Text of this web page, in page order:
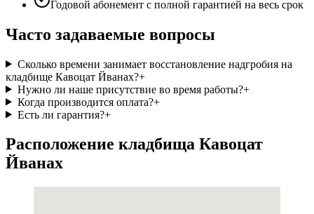
Годовой абонемент с полной гарантией на весь срок
Часто задаваемые вопросы
Сколько времени занимает восстановление надгробия на
кладбище Кавоцат Йванах?+
Нужно ли наше присутствие во время работы?+
Когда производится оплата?+
Есть ли гарантия?+
Расположение кладбища Кавоцат
Йванах